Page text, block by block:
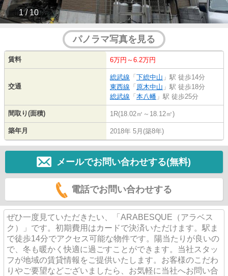
1 / 10
パノラマ写真を見る
賃料 6万円～6.2万円
交通
総武線 「 下総中山 」駅 徒歩14分
東西線 「 原木中山 」駅 徒歩18分
総武線 「 本八幡 」駅 徒歩25分
間取り(面積) 1R(18.02㎡～18.12㎡)
築年月 2018年 5月(築8年)
メールでお問い合わせする(無料)
電話でお問い合わせする
ぜひ一度見ていただきたい、「ARABESQUE（アラベス
ク）」です。初期費用はカードで決済いただけます。駅ま
で徒歩14分でアクセス可能な物件です。陽当たりが良いの
で、冬も暖かく快適に過ごすことができます。当社スタッ
フが地域の賃貸情報をご提供いたします。お客様のこだわ
りやご要望などございましたら、お気軽に当社へお問い合